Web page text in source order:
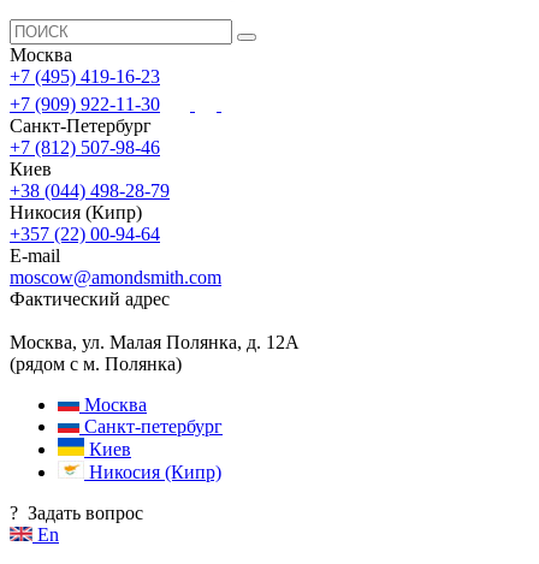
Москва
+7 (495) 419-16-23
+7 (909) 922-11-30
Санкт-Петербург
+7 (812) 507-98-46
Киев
+38 (044) 498-28-79
Никосия (Кипр)
+357 (22) 00-94-64
E-mail
moscow@amondsmith.com
Фактический адрес
Москва, ул. Малая Полянка, д. 12А
(рядом с м. Полянка)
Москва
Санкт-петербург
Киев
Никосия (Кипр)
? Задать вопрос
En